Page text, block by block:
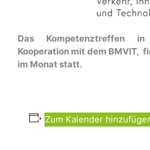
Das Kompetenztreffen
Kooperation mit dem BMVIT,
im Monat statt.
Zum Kalender